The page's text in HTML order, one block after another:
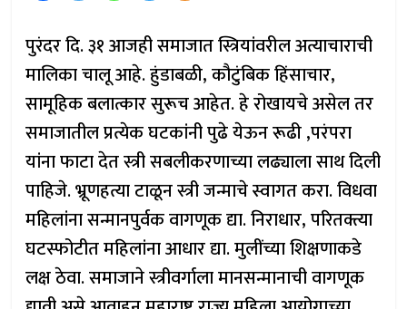
पुरंदर दि. ३१ आजही समाजात स्त्रियांवरील अत्याचाराची
मालिका चालू आहे. हुंडाबळी, कौटुंबिक हिंसाचार,
सामूहिक बलात्कार सुरूच आहेत. हे रोखायचे असेल तर
समाजातील प्रत्येक घटकांनी पुढे येऊन रूढी ,परंपरा
यांना फाटा देत स्त्री सबलीकरणाच्या लढ्याला साथ दिली
पाहिजे. भ्रूणहत्या टाळून स्त्री जन्माचे स्वागत करा. विधवा
महिलांना सन्मानपुर्वक वागणूक द्या. निराधार, परितक्त्या
घटस्फोटीत महिलांना आधार द्या. मुलींच्या शिक्षणाकडे
लक्ष ठेवा. समाजाने स्त्रीवर्गाला मानसन्मानाची वागणूक